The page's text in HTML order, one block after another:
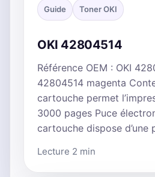
Guide Toner OKI
OKI 42804514
Référence OEM : OKI
42804514 magenta
cartouche permet
3000 pages Puce
cartouche dispose d’une
Lecture 2 min